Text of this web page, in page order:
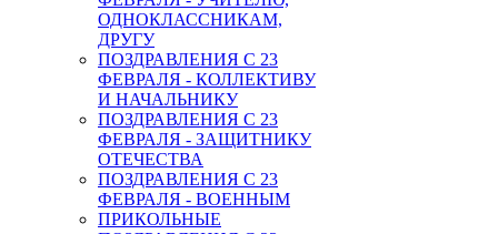
ОДНОКЛАССНИКАМ,
ДРУГУ
ПОЗДРАВЛЕНИЯ С 23
ФЕВРАЛЯ - КОЛЛЕКТИВУ
И НАЧАЛЬНИКУ
ПОЗДРАВЛЕНИЯ С 23
ФЕВРАЛЯ - ЗАЩИТНИКУ
ОТЕЧЕСТВА
ПОЗДРАВЛЕНИЯ С 23
ФЕВРАЛЯ - ВОЕННЫМ
ПРИКОЛЬНЫЕ